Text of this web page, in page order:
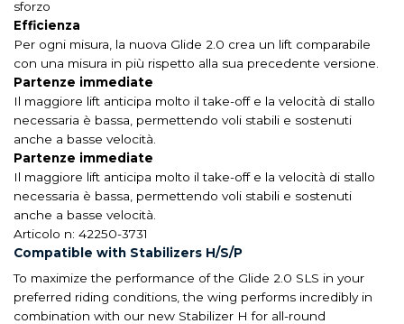
sforzo
Efficienza
Per ogni misura, la nuova Glide 2.0 crea un lift comparabile
con una misura in più rispetto alla sua precedente versione.
Partenze immediate
Il maggiore lift anticipa molto il take-off e la velocità di stallo
necessaria è bassa, permettendo voli stabili e sostenuti
anche a basse velocità.
Partenze immediate
Il maggiore lift anticipa molto il take-off e la velocità di stallo
necessaria è bassa, permettendo voli stabili e sostenuti
anche a basse velocità.
Articolo n: 42250-3731
Compatible with Stabilizers H/S/P
To maximize the performance of the Glide 2.0 SLS in your
preferred riding conditions, the wing performs incredibly in
combination with our new Stabilizer H for all-round